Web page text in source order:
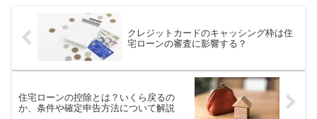
クレジットカードのキャッシング枠は住
宅ローンの審査に影響する？
住宅ローンの控除とは？いくら戻るの
か、条件や確定申告方法について解説